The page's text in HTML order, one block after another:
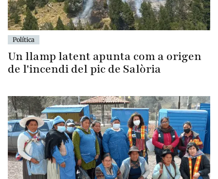
Política
Un llamp latent apunta com a origen
de l'incendi del pic de Salòria